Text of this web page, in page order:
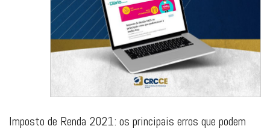
Imposto de Renda 2021: os principais erros que podem